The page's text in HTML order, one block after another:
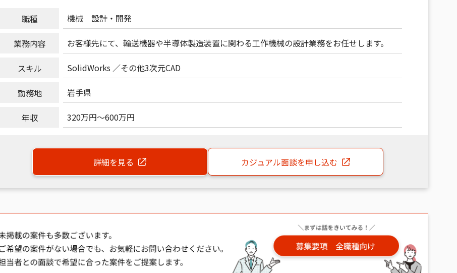
職種 機械 設計・開発
業務内容 お客様先にて、輸送機器や半導体製造装置に関わる工作機械の設計業務をお任せします。
スキル SolidWorks その他3次元CAD
勤務地 岩手県
年収 320万円～600万円
詳細を見る カジュアル面談を申し込む